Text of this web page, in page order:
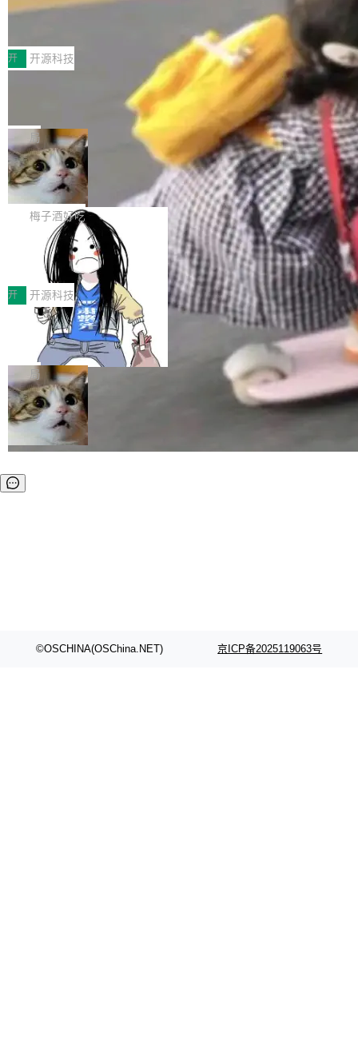
传输性能最高提升5倍。UCL-MPComm底层基
于自研UCL-Engine通信引擎，后续腾讯网平将
持续开源更多基于UCL-Engine的高性能通信组
件。 腾讯网平团队在UCL-MPComm中实现了一
个独立于业务线程的全局通信引擎（Engine），
创新与落地成效成功入选。 全链路私有化部署，
助力企业AI研发安全落地 当前，越来越多企业已
经开始引入 AI Coding 工具，通过调用公有云模
型或企业内部部署模型提升研发效率。但随着 AI
Coding 从个人辅助工具逐步走向团队级、组织
级应用，企业在规模化落地过程中，对安全性、
可控性和代码质量提出了更高要求。 首先是数据
安全与合规要求。对于大多数普通研发场景，公
有云模型能够满足快速试用和效率提升的需求。
但对于金融、能源、医疗等对数据安全要求较...
深信服AI算力网关入选工信部人工智能
前不久，工业和信息化部正式发布《2025年人工
智能应用典型案例名单》，集中展示人工智能在
各领域的应用成果，覆盖技术底座、行业赋能、
产品应用、支撑保障、专题等五大方向。深信服
AI算力网关（AI创新平台）成功入选！ 随着各行
各业的Agent走向规模化建设，算力构成形态逐
渐丰富，用户关注的重点也在发生变化：不只是
让AI用起来，还要进一步看清混合算力时代下，
Token花在哪里、算力是否被充分利用，以及持
续增长的AI成本该如何优化。 深信服AI算力网关
正是围绕这些实际问题，从Token治理和成本治
理两个方面，让用户的每一份算力都看得清、管
得住、用得稳、省得下、更安全！ 一、从现在开
始，Token使用一目...
开 开源科技
Jeff Dean 离开 Google：一个时代的结
束，一个实验室的开始
Google 员工编号 20。MapReduce 作者之一。
Bigtable 作者之一。TensorFlow 的作者之一。
Gemini 的架构师。Google 首席科学家。 Jeff D
ean 在 Google 工作了 27 年后，宣布离职。 他
不是一个人走。一同离开的还有 Sanjay Ghema
wat（Google 员工编号 23，Jeff Dean 二十多
年的编程搭档，MapReduce 和 Bigtable 的共同
作者）、Quoc Le（Google 大脑核心成员，Se
q2Seq 和 DocAI 的共同发明人）以及 Oriol Vin
yals（Gemini 联合负责人，AlphaSta...
局
🔥 SolonCode v2026.8.4 发布：界面
字体可调、22 种语言、记忆搜索增强
打开终端就能上岗的全中文编码智能体，这一轮
把「看得清、用母语、记得住」三件事一次补
齐。 SolonCode 是什么 SolonCode 是杭州无
耳科技研发的企业级终端编码智能体——一位全
中文驱动的数字员工，自主理解需求、规划步
骤、编写代码。不挑模型、不挑平台，curl 一行
装完即用。 开源地址：Gitee · GitCode · GitHu
b 安装 支持 Java 8+（8~26）、macOS / Linu
x / Windows / Harmony PC。 # macOS / Linu
x / Harmony PC curl -fsSL https://solon.noea
r.org/solon...
梅子酒好吃
让“代码语义理解”深度释放AI Coding
价值潜能：华为云码道（CodeArts）
代码仓技术解析
一、代码仓深度理解技术的作用与价值 在软件工
程实践中，代码仓是企业核心知识资产的主要载
体。企业级代码仓库通常包含数十万乃至数百万
个文件，其规模远超单次模型调用可承载的上下
文窗口。随着项目规模的持续扩张与代码历史的
不断累积，代码仓中的模块关系、接口契约、业
务逻辑等关键信息往往分散于数十乃至数百个文
件之中，形成高度复杂的知识关联网络。传统的
代码检索手段（如关键词匹配、目录遍历）仅能
在语法层面完成文本定位，难以触及代码的语义
理解大规模代码仓时面临显著"代码仓理解"瓶
开 开源科技
一条“删库”命令跑 17 小时，算法工程
师删光 89TB 数据只为干私活
最高人民检察院8月4日公布了一起案件：北京一
名90后算法工程师王某，为了给自己接的私活腾
服务器空间，删光了公司AI游戏部门的全部核心
数据。 王某2024年1月入职东城区某科技公司AI
短剧部门，有互联网大厂背景。在公司内部架构
调整期间，部门三次通知全员将数据从A集群迁
数据。2024年9月3日下午4点，他使用此前登录
局
©OSCHINA(OSChina.NET) 京ICP备2025119063号